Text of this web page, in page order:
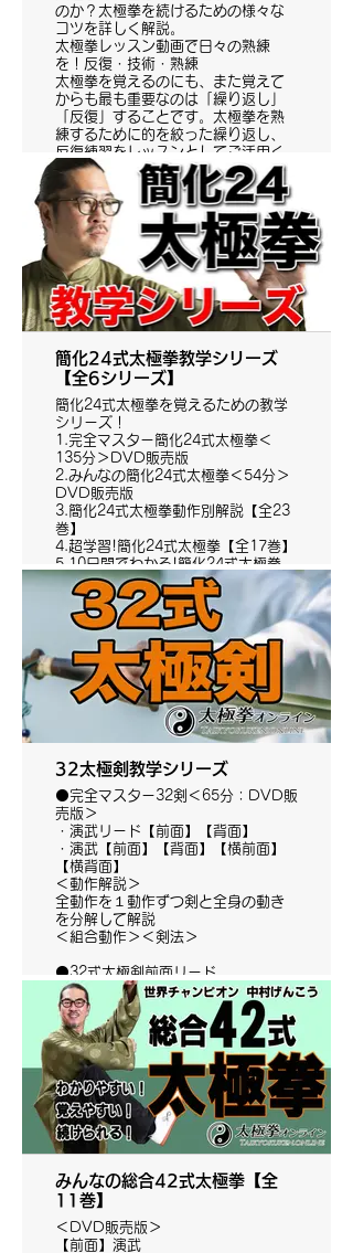
のか？太極拳を続けるための様々な
コツを詳しく解説。
太極拳レッスン動画で日々の熟練
を！反復・技術・熟練
太極拳を覚えるのにも、また覚えて
からも最も重要なのは「繰り返し」
「反復」することです。太極拳を熟
練するために的を絞った繰り返し、
反復練習をレッスンとしてご活用く
ださい！
簡化24式太極拳教学シリーズ
【全6シリーズ】
簡化24式太極拳を覚えるための教学
シリーズ！
1.完全マスター簡化24式太極拳＜
135分＞DVD販売版
2.みんなの簡化24式太極拳＜54分＞
DVD販売版
3.簡化24式太極拳動作別解説【全23
巻】
4.超学習!簡化24式太極拳【全17巻】
5.10日間でわかる!簡化24式太極拳
【全10巻】
6.スピード学習簡化24式太極拳【全2
巻】
32太極剣教学シリーズ
⚫️完全マスター32剣＜65分：DVD販
売版＞
・演武リード【前面】【背面】
・演武【前面】【背面】【横前面】
【横背面】
＜動作解説＞
全動作を１動作ずつ剣と全身の動き
を分解して解説
＜組合動作＞＜剣法＞
⚫️32式太極剣前面リード
みんなの総合42式太極拳【全
11巻】
＜DVD販売版＞
【前面】演武